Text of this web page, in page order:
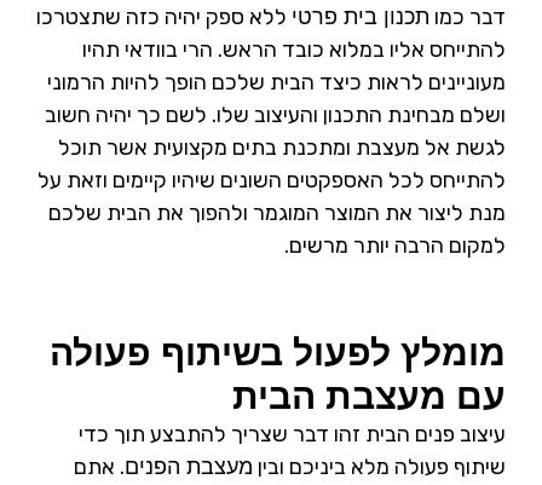
דבר כמו תכנון בית פרטי ללא ספק יהיה כזה שתצטרכו
להתייחס אליו במלוא כובד הראש. הרי בוודאי תהיו
מעוניינים לראות כיצד הבית שלכם הופך להיות הרמוני
ושלם מבחינת התכנון והעיצוב שלו. לשם כך יהיה חשוב
לגשת אל מעצבת ומתכנת בתים מקצועית אשר תוכל
להתייחס לכל האספקטים השונים שיהיו קיימים וזאת על
מנת ליצור את המוצר המוגמר ולהפוך את הבית שלכם
למקום הרבה יותר מרשים.
מומלץ לפעול בשיתוף פעולה
עם מעצבת הבית
עיצוב פנים הבית זהו דבר שצריך להתבצע תוך כדי
שיתוף פעולה מלא ביניכם ובין מעצבת הפנים. אתם